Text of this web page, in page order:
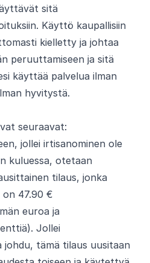
sitä
Käyttö kaupallisiin
kielletty ja johtaa
peruuttamiseen ja sitä
käyttää palvelua ilman
hyvitystä.
seuraavat:
jollei irtisanominen ole
kuluessa, otetaan
tilaus, jonka
47.90 €
euroa ja
Jollei
johdu, tämä tilaus uusitaan